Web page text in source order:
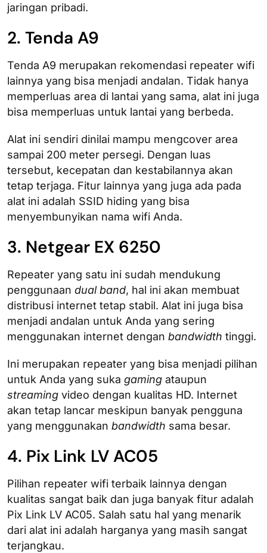
jaringan pribadi.
2. Tenda A9
Tenda A9 merupakan rekomendasi repeater wifi
lainnya yang bisa menjadi andalan. Tidak hanya
memperluas area di lantai yang sama, alat ini juga
bisa memperluas untuk lantai yang berbeda.
Alat ini sendiri dinilai mampu mengcover area
sampai 200 meter persegi. Dengan luas
tersebut, kecepatan dan kestabilannya akan
tetap terjaga. Fitur lainnya yang juga ada pada
alat ini adalah SSID hiding yang bisa
menyembunyikan nama wifi Anda.
3. Netgear EX 6250
Repeater yang satu ini sudah mendukung
penggunaan dual band, hal ini akan membuat
distribusi internet tetap stabil. Alat ini juga bisa
menjadi andalan untuk Anda yang sering
menggunakan internet dengan bandwidth tinggi.
Ini merupakan repeater yang bisa menjadi pilihan
untuk Anda yang suka gaming ataupun
streaming video dengan kualitas HD. Internet
akan tetap lancar meskipun banyak pengguna
yang menggunakan bandwidth sama besar.
4. Pix Link LV AC05
Pilihan repeater wifi terbaik lainnya dengan
kualitas sangat baik dan juga banyak fitur adalah
Pix Link LV AC05. Salah satu hal yang menarik
dari alat ini adalah harganya yang masih sangat
terjangkau.